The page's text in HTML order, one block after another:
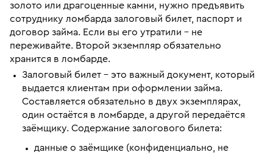
золото или драгоценные камни, нужно предъявить
сотруднику ломбарда залоговый билет, паспорт и
договор займа. Если вы его утратили – не
переживайте. Второй экземпляр обязательно
хранится в ломбарде.
Залоговый билет – это важный документ, который
выдается клиентам при оформлении займа.
Составляется обязательно в двух экземплярах,
один остаётся в ломбарде, а другой передаётся
заёмщику. Содержание залогового билета:
данные о заёмщике (конфиденциально, не